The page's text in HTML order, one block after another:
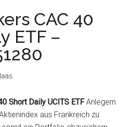
CAC 40
ETF –
Short Daily UCITS ETFAnlegern
aus Frankreich zu